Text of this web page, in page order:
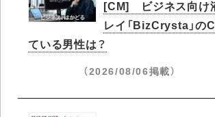
[CM] ビジネス向け
レイ「BizCrysta」の
ている男性は？
（2026/08/06掲載）